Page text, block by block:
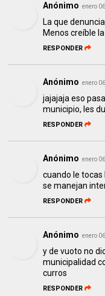
Anónimo enero
La que
Menos creíble
RESPONDER
Anónimo enero
jajajaja eso
municipio, les
RESPONDER
Anónimo enero
cuando le tocas
se manejan
RESPONDER
Anónimo enero
y de vuoto no
municipalidad
curros
RESPONDER